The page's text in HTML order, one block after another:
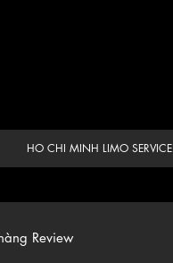
HO CHI MINH LIMO SERVICE
Review